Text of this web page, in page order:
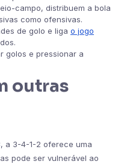
campo, distribuem a bola
como ofensivas.
de golo e liga o jogo
golos e pressionar a
outras
a 3-4-1-2 oferece uma
pode ser vulnerável ao